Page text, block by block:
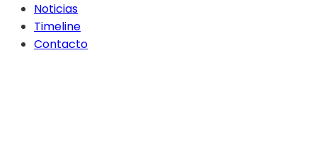
Noticias
Timeline
Contacto